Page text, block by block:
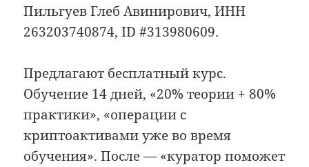
Пильгуев Глеб Авинирович, ИНН
263203740874, ID #313980609.
Предлагают бесплатный курс.
Обучение 14 дней, «20% теории + 80%
практики», «операции с
криптоактивами уже во время
обучения». После — «куратор поможет